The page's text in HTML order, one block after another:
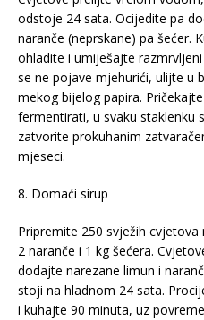
odstoje 24 sata. Ocijedite pa
naranče (neprskane) pa šećer.
ohladite i umiješajte
se ne pojave mjehurići, ulijte u
mekog bijelog papira.
fermentirati, u svaku staklenku
zatvorite prokuhanim
mjeseci.
8. Domaći sirup
Pripremite 250 svježih
2 naranče i 1 kg šećera.
dodajte narezane limun i
stoji na hladnom 24 sata.
i kuhajte 90 minuta, uz